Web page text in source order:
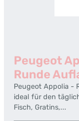
Peugeot
Runde
Peugeot Appolia -
ideal für den
Fisch, Gratins,...